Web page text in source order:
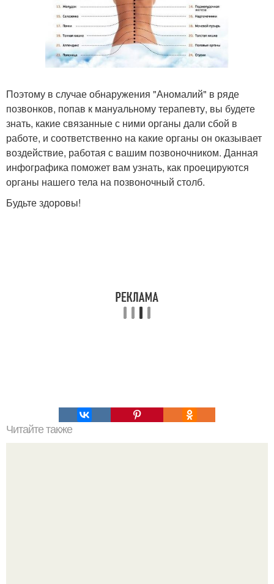
Поэтому в случае обнаружения "Аномалий" в ряде
позвонков, попав к мануальному терапевту, вы будете
знать, какие связанные с ними органы дали сбой в
работе, и соответственно на какие органы он оказывает
воздействие, работая с вашим позвоночником. Данная
инфографика поможет вам узнать, как проецируются
органы нашего тела на позвоночный столб.
Будьте здоровы!
Читайте также